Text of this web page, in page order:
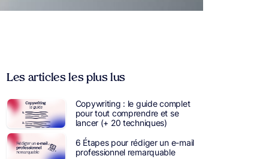
Les articles les plus lus
Copywriting : le guide complet
pour tout comprendre et se
lancer (+ 20 techniques)
6 Étapes pour rédiger un e-mail
professionnel remarquable